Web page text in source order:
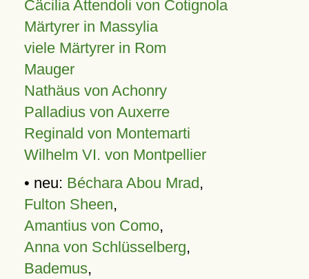
Cäcilia Attendoli von Cotignola
Märtyrer in Massylia
viele Märtyrer in Rom
Mauger
Nathäus von Achonry
Palladius von Auxerre
Reginald von Montemarti
Wilhelm VI. von Montpellier
• neu: Béchara Abou Mrad,
Fulton Sheen,
Amantius von Como,
Anna von Schlüsselberg,
Bademus,